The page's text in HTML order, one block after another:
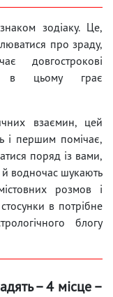
зодіаку. Це,
про зраду,
довгострокові
в цьому грає
взаємин, цей
і першим помічає,
поряд із вами,
й водночас шукають
розмов і
в потрібне
блогу
– 4 місце –